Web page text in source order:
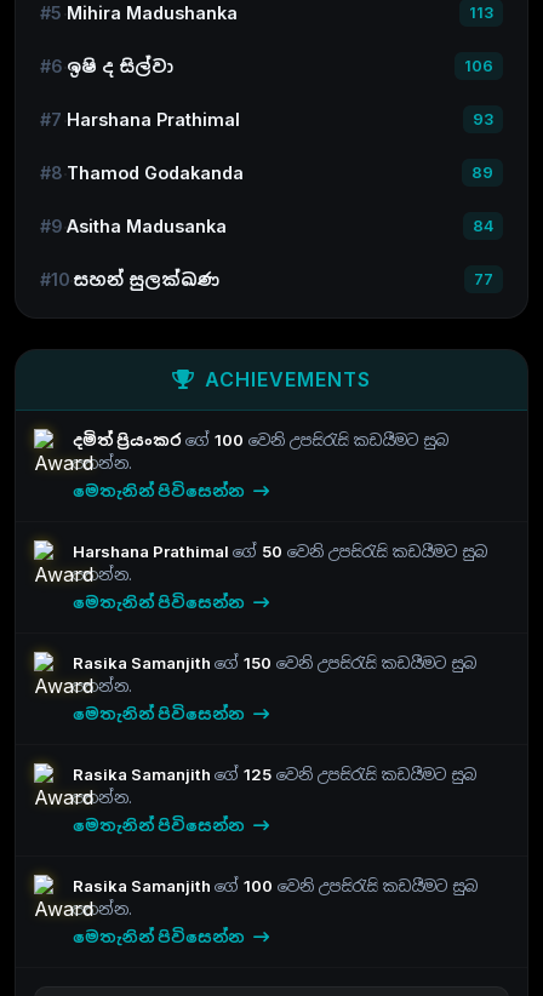
#5 Mihira Madushanka 113
#6 ඉෂි ද සිල්වා 106
#7 Harshana Prathimal 93
#8 Thamod Godakanda 89
#9 Asitha Madusanka 84
#10 සහන් සුලක්ඛණ 77
ACHIEVEMENTS
දමිත් ප්‍රියංකරගේ 100 වෙනි උපසිරැසි කඩයීමට සුබ
පතන්න.
මෙතැනින් පිවිසෙන්න
Harshana Prathimal ගේ 50 වෙනි උපසිරැසි කඩයීමට සුබ
පතන්න.
මෙතැනින් පිවිසෙන්න
Rasika Samanjith ගේ 150 වෙනි උපසිරැසි කඩයීමට සුබ
පතන්න.
මෙතැනින් පිවිසෙන්න
Rasika Samanjith ගේ 125 වෙනි උපසිරැසි කඩයීමට සුබ
පතන්න.
මෙතැනින් පිවිසෙන්න
Rasika Samanjith ගේ 100 වෙනි උපසිරැසි කඩයීමට සුබ
පතන්න.
මෙතැනින් පිවිසෙන්න